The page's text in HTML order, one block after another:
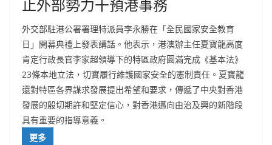
止外部勢力干預港事務
外交部駐港公署署理特派員李永勝在「全民國家安全教育
日」開幕典禮上發表講話。他表示，港澳辦主任夏寶龍高度
肯定行政長官李家超領導下的特區政府圓滿完成《基本法》
23條本地立法，切實履行維護國家安全的憲制責任。夏寶龍
還對特區各界謀求發展提出希望和要求，傳遞了中央對香港
發展的殷切期許和堅定信心，對香港邁向由治及興的新階段
具有重要的指導意義。
更多